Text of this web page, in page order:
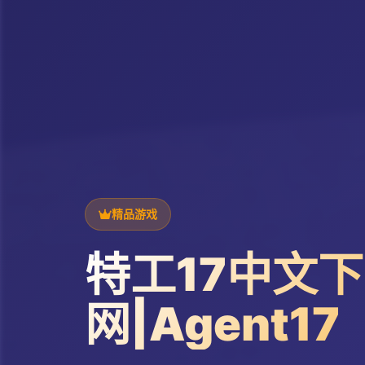
精品游戏
特工17中文
网|Agent17